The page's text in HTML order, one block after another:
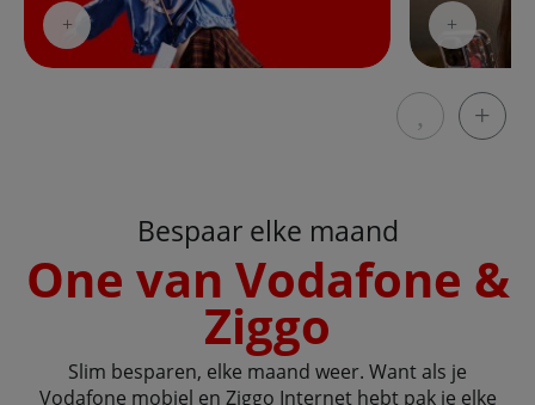
Laat vorige
Laat
Bespaar elke maand
One van Vodafone &
Ziggo
Slim besparen, elke maand weer. Want als je
Vodafone mobiel en Ziggo Internet hebt pak je elke